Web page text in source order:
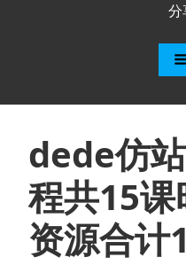
分
dede仿
程共15
资源合计